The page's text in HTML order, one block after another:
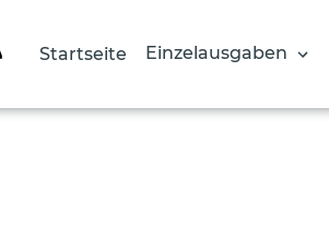
Startseite Einzelausgaben